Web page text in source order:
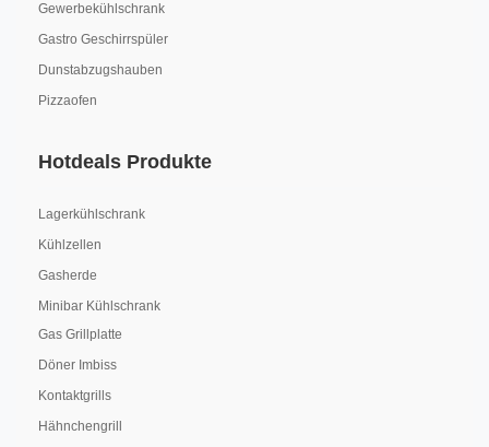
Gewerbekühlschrank
Gastro Geschirrspüler
Dunstabzugshauben
Pizzaofen
Hotdeals Produkte
Lagerkühlschrank
Kühlzellen
Gasherde
Minibar Kühlschrank
Gas Grillplatte
Döner Imbiss
Kontaktgrills
Hähnchengrill